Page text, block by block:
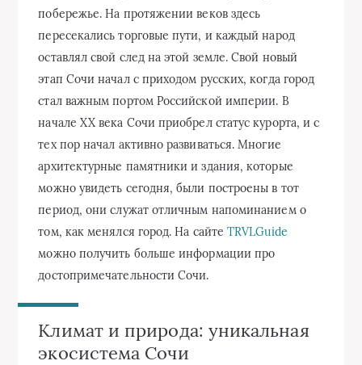
побережье. На протяжении веков здесь
пересекались торговые пути, и каждый народ
оставлял свой след на этой земле. Свой новый
этап Сочи начал с приходом русских, когда город
стал важным портом Российской империи. В
начале XX века Сочи приобрел статус курорта, и с
тех пор начал активно развиваться. Многие
архитектурные памятники и здания, которые
можно увидеть сегодня, были построены в тот
период, они служат отличным напоминанием о
том, как менялся город. На сайтеTRVLGuide
можно получить больше информации про
достопримечательности Сочи.
Климат и природа: уникальная
экосистема Сочи